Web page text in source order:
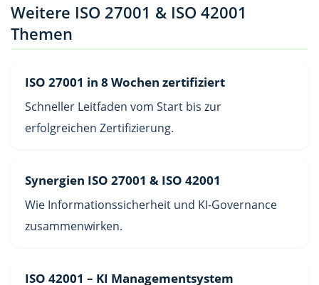
Weitere ISO 27001 & ISO 42001
Themen
ISO 27001 in 8 Wochen zertifiziert
Schneller Leitfaden vom Start bis zur
erfolgreichen Zertifizierung.
Synergien ISO 27001 & ISO 42001
Wie Informationssicherheit und KI-Governance
zusammenwirken.
ISO 42001 – KI Managementsystem